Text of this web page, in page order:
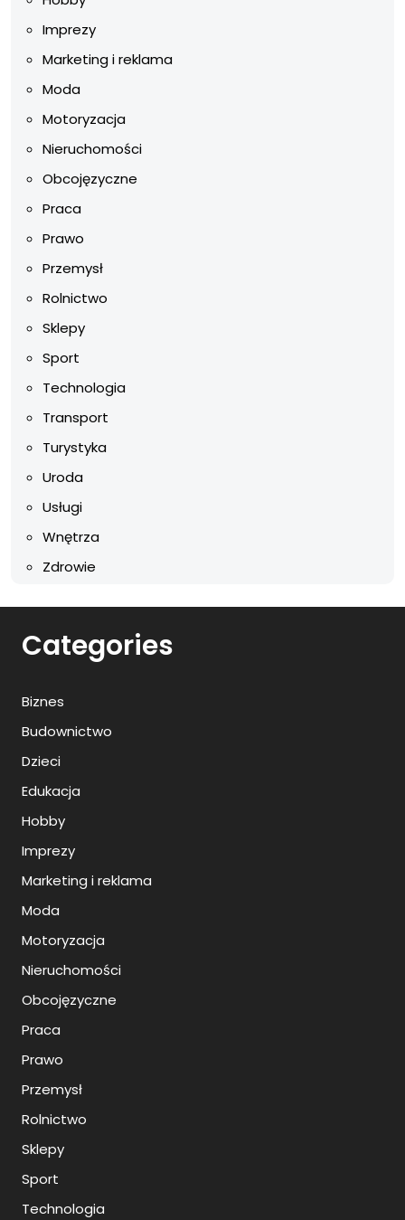
Imprezy
Marketing i reklama
Moda
Motoryzacja
Nieruchomości
Obcojęzyczne
Praca
Prawo
Przemysł
Rolnictwo
Sklepy
Sport
Technologia
Transport
Turystyka
Uroda
Usługi
Wnętrza
Zdrowie
Categories
Biznes
Budownictwo
Dzieci
Edukacja
Hobby
Imprezy
Marketing i reklama
Moda
Motoryzacja
Nieruchomości
Obcojęzyczne
Praca
Prawo
Przemysł
Rolnictwo
Sklepy
Sport
Technologia